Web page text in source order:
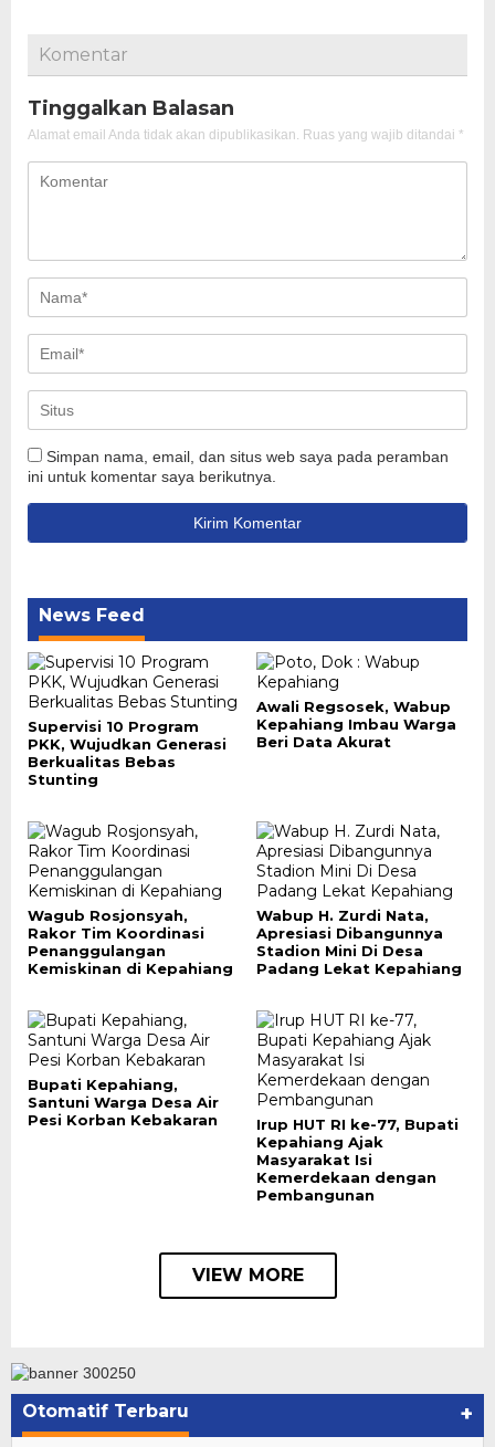
Komentar
Tinggalkan Balasan
Alamat email Anda tidak akan dipublikasikan. Ruas yang wajib ditandai *
Simpan nama, email, dan situs web saya pada peramban
ini untuk komentar saya berikutnya.
News Feed
Supervisi 10 Program
PKK, Wujudkan Generasi
Berkualitas Bebas
Stunting
Awali Regsosek, Wabup
Kepahiang Imbau Warga
Beri Data Akurat
Wagub Rosjonsyah,
Rakor Tim Koordinasi
Penanggulangan
Kemiskinan di Kepahiang
Wabup H. Zurdi Nata,
Apresiasi Dibangunnya
Stadion Mini Di Desa
Padang Lekat Kepahiang
Bupati Kepahiang,
Santuni Warga Desa Air
Pesi Korban Kebakaran
Irup HUT RI ke-77, Bupati
Kepahiang Ajak
Masyarakat Isi
Kemerdekaan dengan
Pembangunan
VIEW MORE
Otomatif Terbaru +